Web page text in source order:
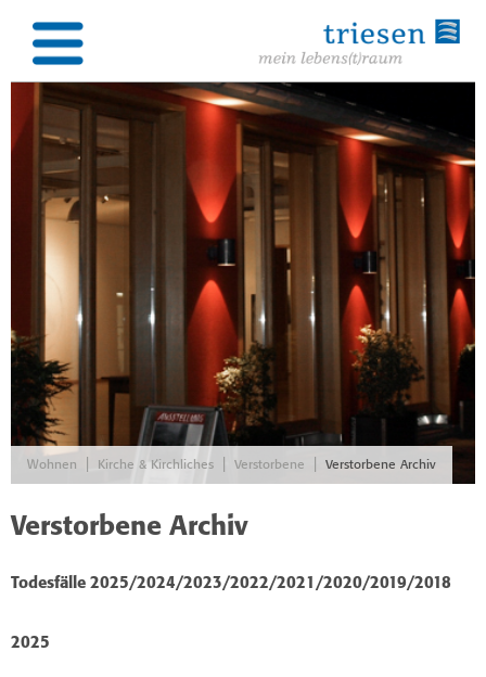
Wohnen Kirche & Kirchliches Verstorbene Verstorbene Archiv
Verstorbene Archiv
Todesfälle 2025/2024/2023/2022/2021/2020/2019/2018
2025